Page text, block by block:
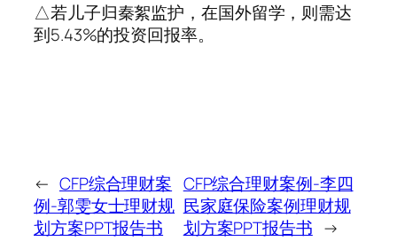
△若儿子归秦絮监护，在国外留学，则需达
到5.43%的投资回报率。
← CFP综合理财案
例-郭雯女士理财规
划方案PPT报告书
CFP综合理财案例-李四
民家庭保险案例理财规
划方案PPT报告书 →